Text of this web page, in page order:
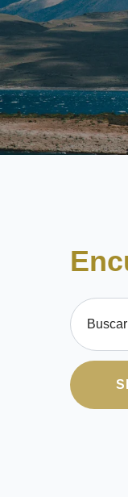
Esto es